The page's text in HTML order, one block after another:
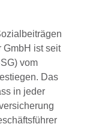
GmbH ist seit
vom
Das
in jeder